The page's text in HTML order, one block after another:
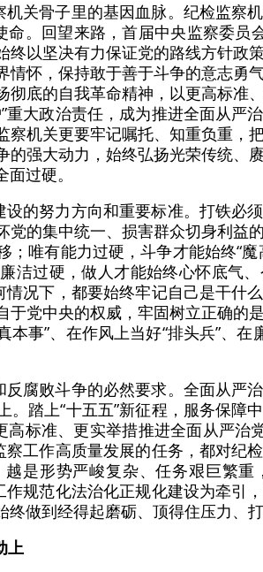
机关骨子里的基因血脉。纪检监察
命。回望来路，首届中央监察委员
终以坚决有力保证党的路线方针政
怀，保持敢于善于斗争的意志勇
底的自我革命精神，以更高标准
重大政治责任，成为推进全面从严
机关更要牢记嘱托、知重负重，
强大动力，始终弘扬光荣传统、
过硬。
设的努力方向和重要标准。打铁必
的集中统一、损害群众切身利益
唯有能力过硬，斗争才能始终“魔
洁过硬，做人才能始终心怀底气
情况下，都要始终牢记自己是干什
于党中央的权威，牢固树立正确的
本事”、在作风上当好“排头兵”、
反腐败斗争的必然要求。全面从严
踏上“十五五”新征程，服务保障
标准、更实举措推进全面从严治
察工作高质量发展的任务，都对纪
是形势严峻复杂、任务艰巨繁
作规范化法治化正规化建设为牵引
做到经得起磨砺、顶得住压力、打
上